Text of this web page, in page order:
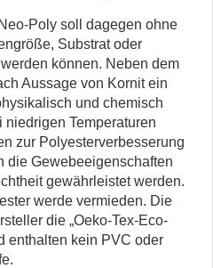
Poly soll dagegen ohne
Substrat oder
können. Neben dem
Aussage von Kornit ein
und chemisch
Temperaturen
zur Polyesterverbesserung
die Gewebeeigenschaften
gewährleistet werden.
werde vermieden. Die
die „Oeko-Tex-Eco-
enthalten kein PVC oder